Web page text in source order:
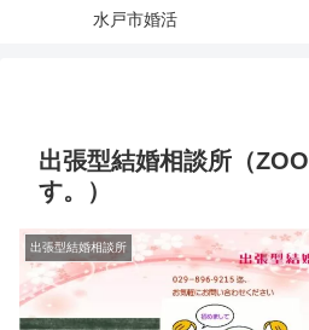
水戸市婚活
出張型結婚相談所（
す。）
出張型結婚相談所